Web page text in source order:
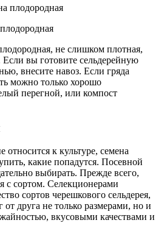
не слишком плотная,
вы готовите сельдерейную
внесите навоз. Если гряда
можно только хорошо
перегной, или компост
к культуре, семена
какие попадутся. Посевной
выбирать. Прежде всего,
с сортом. Селекционерами
сортов черешкового сельдерея,
от друга не только размерами, но и
вкусовыми качествами и